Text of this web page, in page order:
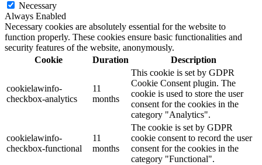
Necessary
Always Enabled
Necessary cookies are absolutely essential for the website to
function properly. These cookies ensure basic functionalities and
security features of the website, anonymously.
Cookie
Duration Description
cookielawinfo-
checkbox-analytics
11
months
This cookie is set by GDPR
Cookie Consent plugin. The
cookie is used to store the user
consent for the cookies in the
category "Analytics".
cookielawinfo-
checkbox-functional
11
months
The cookie is set by GDPR
cookie consent to record the user
consent for the cookies in the
category "Functional".